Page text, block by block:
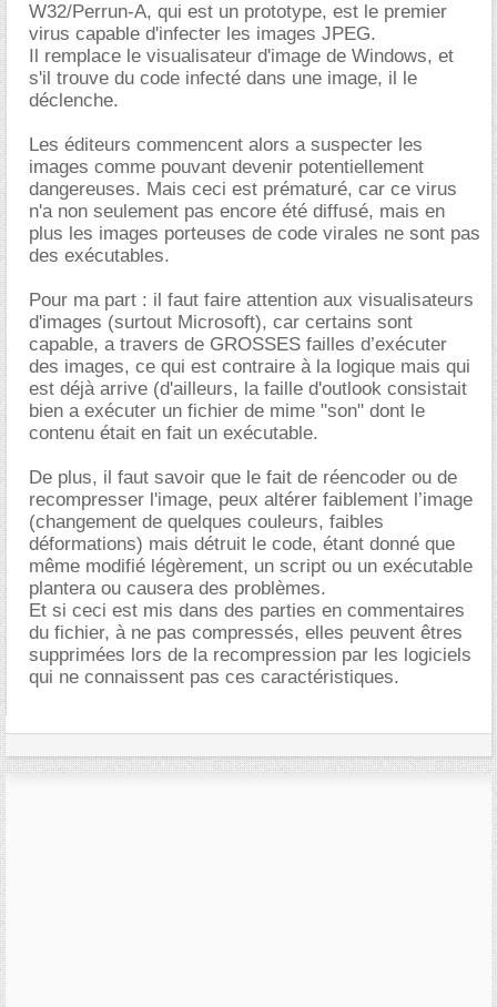
W32/Perrun-A, qui est un prototype, est le premier
virus capable d'infecter les images JPEG.
Il remplace le visualisateur d'image de Windows, et
s'il trouve du code infecté dans une image, il le
déclenche.
Les éditeurs commencent alors a suspecter les
images comme pouvant devenir potentiellement
dangereuses. Mais ceci est prématuré, car ce virus
n'a non seulement pas encore été diffusé, mais en
plus les images porteuses de code virales ne sont pas
des exécutables.
Pour ma part : il faut faire attention aux visualisateurs
d'images (surtout Microsoft), car certains sont
capable, a travers de GROSSES failles d’exécuter
des images, ce qui est contraire à la logique mais qui
est déjà arrive (d'ailleurs, la faille d'outlook consistait
bien a exécuter un fichier de mime "son" dont le
contenu était en fait un exécutable.
De plus, il faut savoir que le fait de réencoder ou de
recompresser l'image, peux altérer faiblement l’image
(changement de quelques couleurs, faibles
déformations) mais détruit le code, étant donné que
même modifié légèrement, un script ou un exécutable
plantera ou causera des problèmes.
Et si ceci est mis dans des parties en commentaires
du fichier, à ne pas compressés, elles peuvent êtres
supprimées lors de la recompression par les logiciels
qui ne connaissent pas ces caractéristiques.